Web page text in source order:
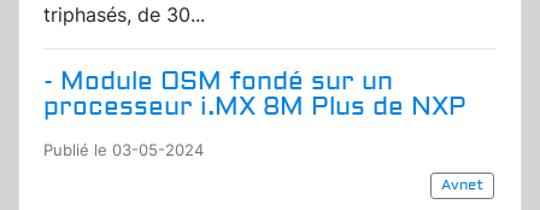
triphasés, de 30...
- Module OSM fondé sur un
processeur i.MX 8M Plus de NXP
Publié le 03-05-2024
Avnet